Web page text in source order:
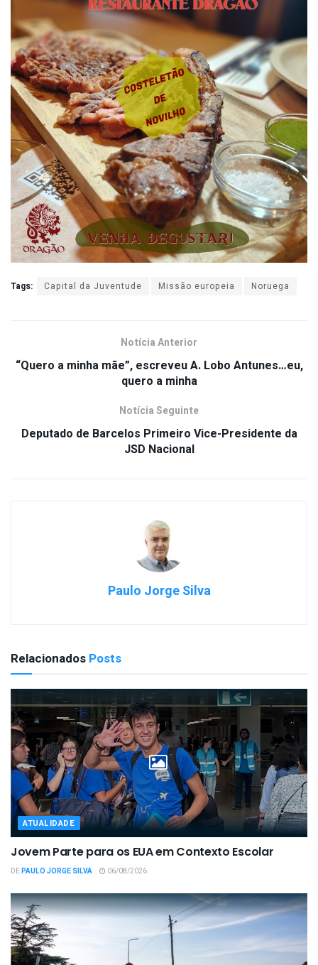
Tags: Capital da Juventude Missão europeia Noruega
Notícia Anterior
“Quero a minha mãe”, escreveu A. Lobo Antunes…eu,
quero a minha
Notícia Seguinte
Deputado de Barcelos Primeiro Vice-Presidente da
JSD Nacional
Paulo Jorge Silva
Relacionados Posts
ATUALIDADE
Jovem Parte para os EUA em Contexto Escolar
DEPAULO JORGE SILVA 06/08/2026